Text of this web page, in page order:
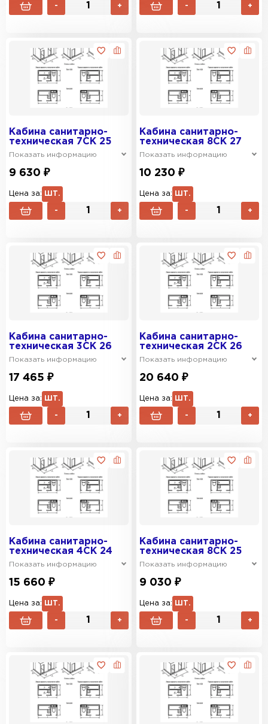
- + - +
Кабина санитарно-
техническая 7СК 25
Показать информацию
9 630 ₽
Цена за: ШТ.
- +
Кабина санитарно-
техническая 8СК 27
Показать информацию
10 230 ₽
Цена за: ШТ.
- +
Кабина санитарно-
техническая 3СК 26
Показать информацию
17 465 ₽
Цена за: ШТ.
- +
Кабина санитарно-
техническая 2СК 26
Показать информацию
20 640 ₽
Цена за: ШТ.
- +
Кабина санитарно-
техническая 4СК 24
Показать информацию
15 660 ₽
Цена за: ШТ.
- +
Кабина санитарно-
техническая 8СК 25
Показать информацию
9 030 ₽
Цена за: ШТ.
- +